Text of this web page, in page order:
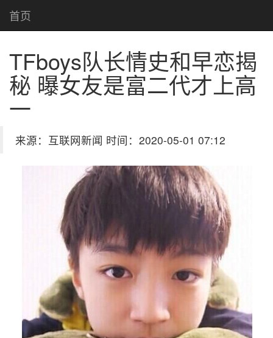
首页
TFboys队长情史和早恋揭
秘 曝女友是富二代才上高
一
来源：互联网新闻 时间：2020-05-01 07:12